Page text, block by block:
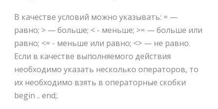
В качестве условий можно указывать: = —
равно; > — больше; < - меньше; >= — больше или
равно; <= - меньше или равно; <> — не равно.
Если в качестве выполняемого действия
необходимо указать несколько операторов, то
их необходимо взять в операторные скобки
begin .. end;.